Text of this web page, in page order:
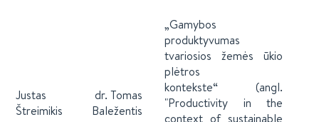
Justas
Štreimikis
dr. Tomas
Baležentis
„Gamybos
produktyvumas
tvariosios žemės ūkio
plėtros
kontekste“ (angl.
"Productivity in the
context of sustainable